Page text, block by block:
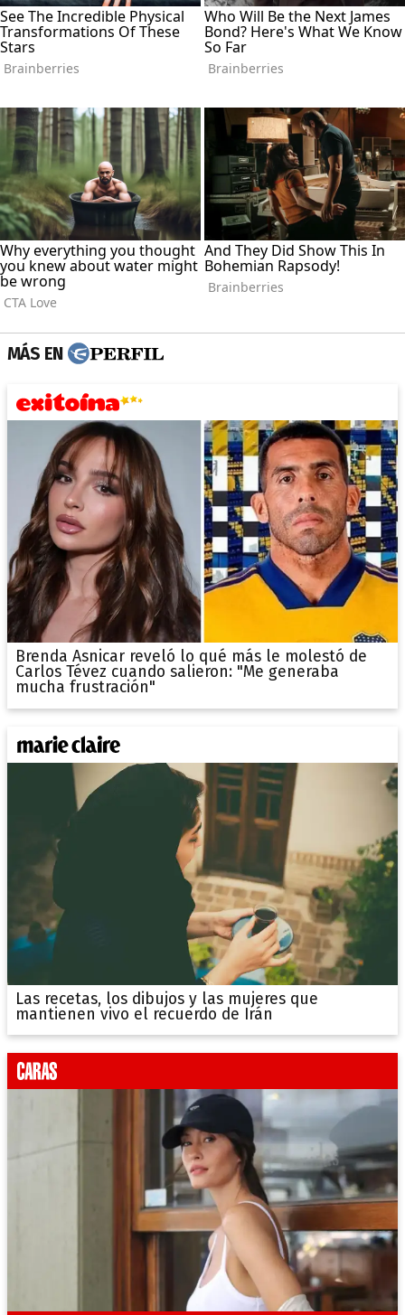
MÁS EN
Brenda Asnicar reveló lo qué más le molestó de
Carlos Tévez cuando salieron: "Me generaba
mucha frustración"
Las recetas, los dibujos y las mujeres que
mantienen vivo el recuerdo de Irán